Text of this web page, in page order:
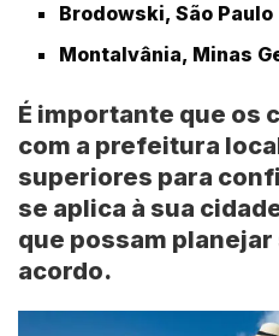
Brodowski, São Paulo
Montalvânia, Minas
É importante que os
com a prefeitura
superiores para
se aplica à sua
que possam
acordo.